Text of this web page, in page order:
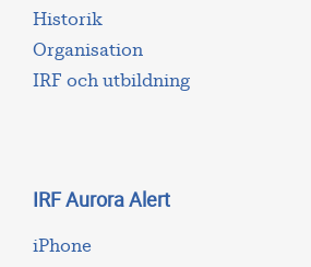
Historik
Organisation
IRF och utbildning
IRF Aurora Alert
iPhone